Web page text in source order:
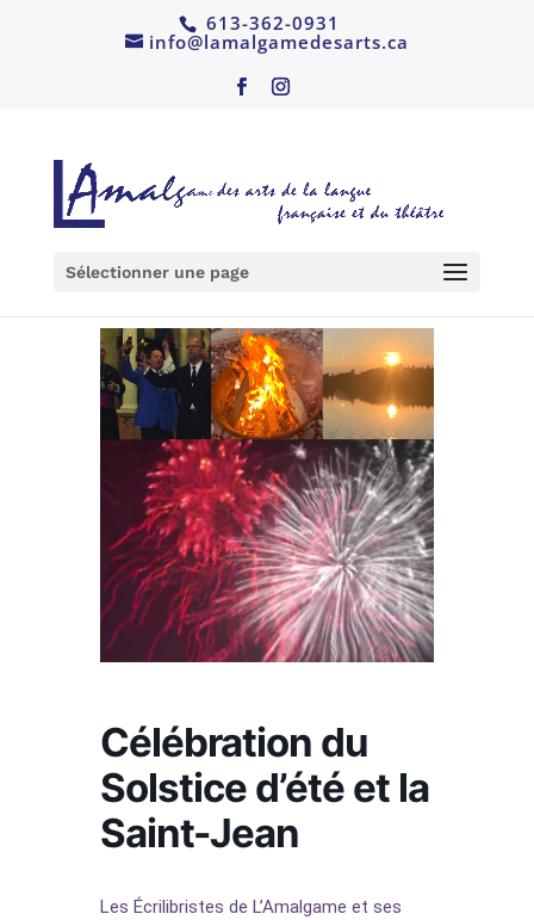
613-362-0931
info@lamalgamedesarts.ca
Sélectionner une page
Célébration du
Solstice d’été et la
Saint-Jean
Les Écrilibristes de L’Amalgame et ses